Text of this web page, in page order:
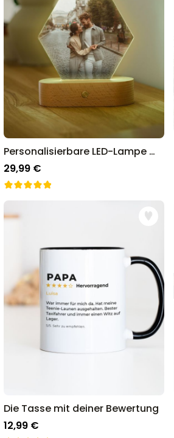
Personalisierbare LED-Lampe mit Foto
29,99 €
Die Tasse mit deiner Bewertung
12,99 €